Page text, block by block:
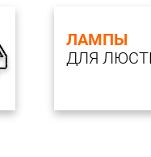
ЛАМПЫ
ДЛЯ